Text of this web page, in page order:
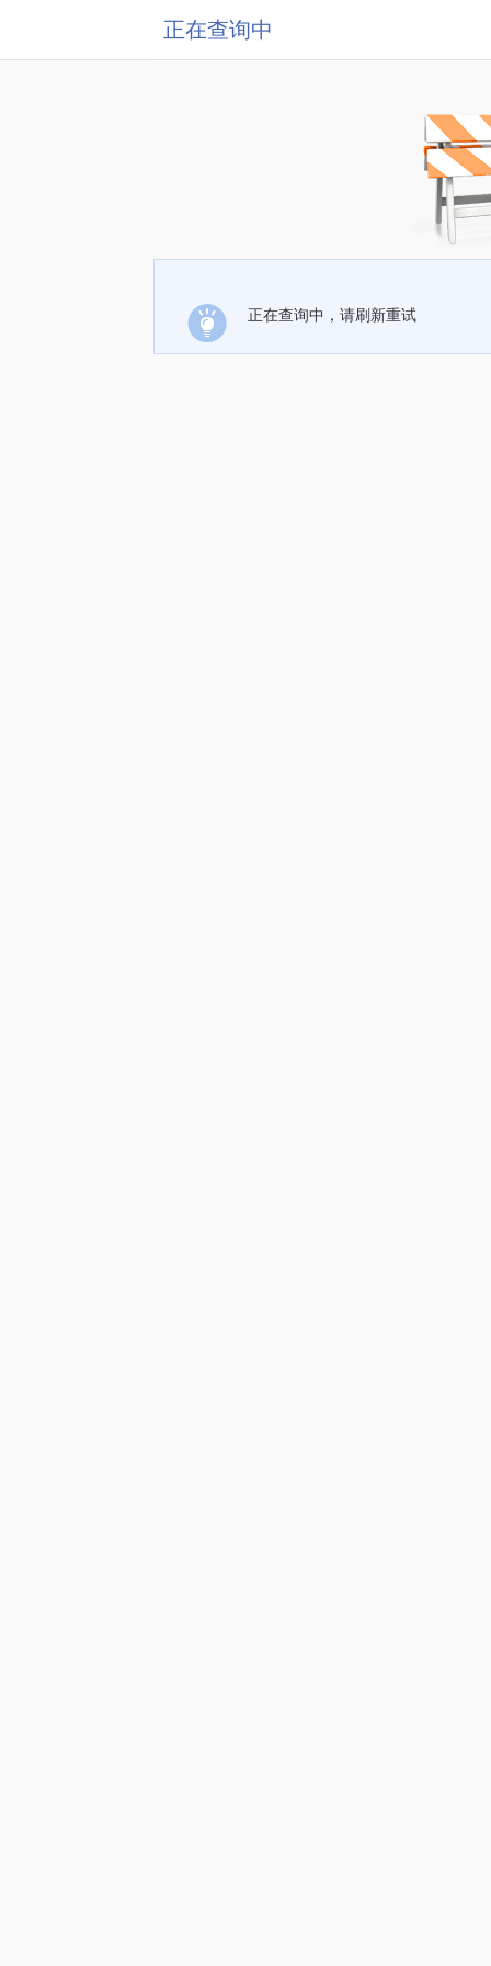
正在查询中
正在查询中，请刷新重试